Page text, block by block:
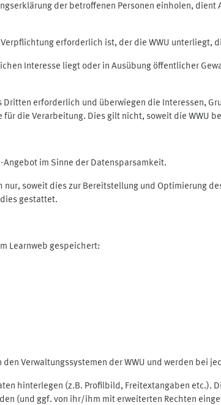
der betroffenen Personen einholen, dient
erforderlich ist, der die WWU unterliegt,
Interesse liegt oder in Ausübung öffentlicher
erforderlich und überwiegen die Interessen,
die Verarbeitung. Dies gilt nicht, soweit die
im Sinne der Datensparsamkeit.
soweit dies zur Bereitstellung und Optimierung
gestattet.
Learnweb gespeichert:
Verwaltungssystemen der WWU und werden bei
hinterlegen (z.B. Profilbild, Freitextangaben etc.).
(und ggf. von ihr/ihm mit erweiterten Rechten